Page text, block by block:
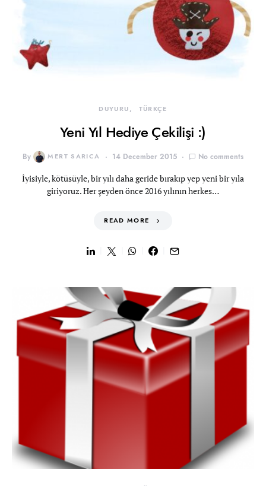
DUYURU TÜRKÇE
Yeni Yıl Hediye Çekilişi :)
By MERT SARICA 14 December 2015 No comments
İyisiyle, kötüsüyle, bir yılı daha geride bırakıp yep yeni bir yıla
giriyoruz. Her şeyden önce 2016 yılının herkes…
READ MORE